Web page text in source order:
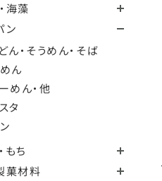
海藻
ン
ん・そうめん・そば
ん
めん・他
タ
もち
菓材料